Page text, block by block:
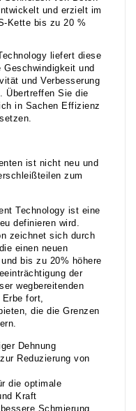
und erzielt im
Kette bis zu 20 %
liefert diese
und
und Verbesserung
Übertreffen Sie die
in Sachen Effizienz
ist nicht neu und
zum
Technology ist eine
definieren wird.
zeichnet sich durch
einen neuen
bis zu 20% höhere
der
wegbereitenden
fort,
die die Grenzen
Dehnung
Reduzierung von
die optimale
Kraft